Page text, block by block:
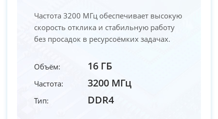
Частота 3200 МГц обеспечивает высокую
скорость отклика и стабильную работу
без просадок в ресурсоёмких задачах.
Объём: 16 ГБ
Частота: 3200 МГц
Тип: DDR4